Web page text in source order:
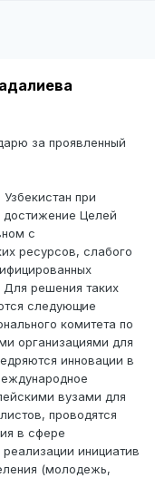
за проявленный
при
достижение Целей
с
ресурсов, слабого
Для решения таких
следующие
комитета по
организациями для
инновации в
вузами для
проводятся
в сфере
инициатив
(молодежь,